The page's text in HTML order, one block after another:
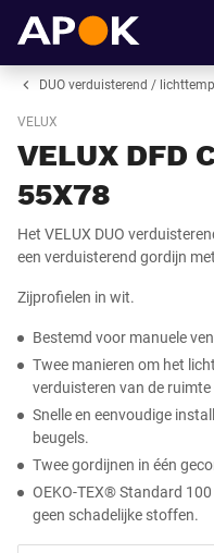
DUO verduisterend /
VELUX
VELUX DFD
55X78
Het VELUX DUO
een verduisterend gordijn
Zijprofielen in wit.
Bestemd voor manuele
Twee manieren om het
verduisteren van de
Snelle en eenvoudige
beugels.
Twee gordijnen in één
OEKO-TEX® Standard
geen schadelijke stoffen.